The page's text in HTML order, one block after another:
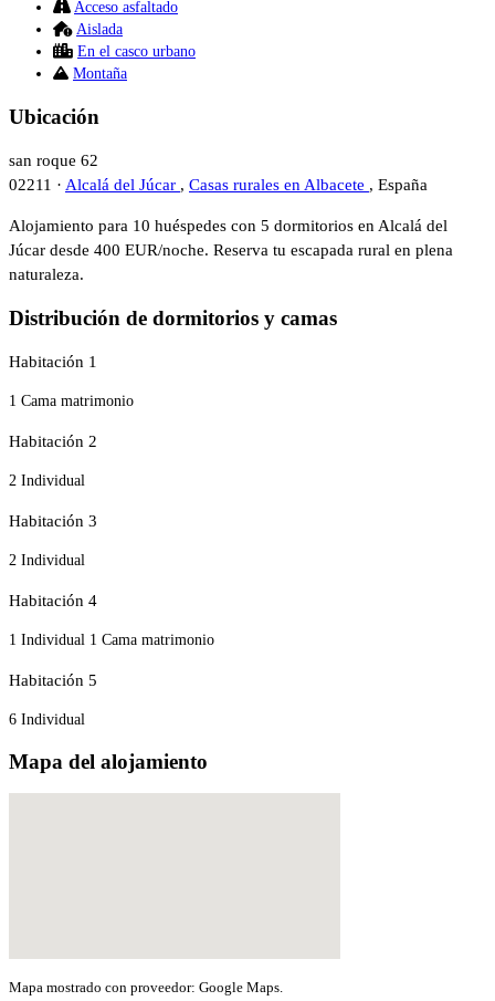
Acceso asfaltado
Aislada
En el casco urbano
Montaña
Ubicación
san roque 62
02211 · Alcalá del Júcar , Casas rurales en Albacete , España
Alojamiento para 10 huéspedes con 5 dormitorios en Alcalá del
Júcar desde 400 EUR/noche. Reserva tu escapada rural en plena
naturaleza.
Distribución de dormitorios y camas
Habitación 1
1 Cama matrimonio
Habitación 2
2 Individual
Habitación 3
2 Individual
Habitación 4
1 Individual 1 Cama matrimonio
Habitación 5
6 Individual
Mapa del alojamiento
Mapa mostrado con proveedor: Google Maps.